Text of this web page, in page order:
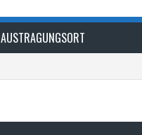
AUSTRAGUNGSORT